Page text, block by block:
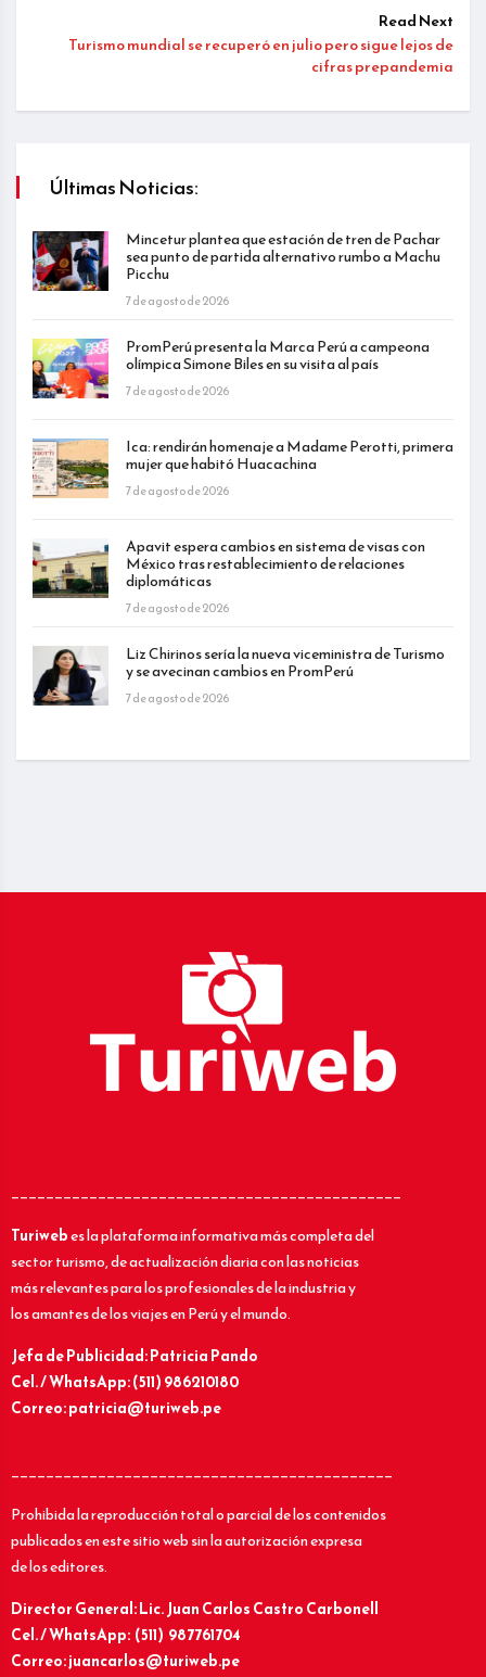
Read Next
Turismo mundial se recuperó en julio pero sigue lejos de
cifras prepandemia
Últimas Noticias:
Mincetur plantea que estación de tren de Pachar
sea punto de partida alternativo rumbo a Machu
Picchu
7 de agosto de 2026
PromPerú presenta la Marca Perú a campeona
olímpica Simone Biles en su visita al país
7 de agosto de 2026
Ica: rendirán homenaje a Madame Perotti, primera
mujer que habitó Huacachina
7 de agosto de 2026
Apavit espera cambios en sistema de visas con
México tras restablecimiento de relaciones
diplomáticas
7 de agosto de 2026
Liz Chirinos sería la nueva viceministra de Turismo
y se avecinan cambios en PromPerú
7 de agosto de 2026
_____________________________________________
Turiwebes la plataforma informativa más completa del
sector turismo, de actualización diaria con las noticias
más relevantes para los profesionales de la industria y
los amantes de los viajes en Perú y el mundo.
Jefa de Publicidad: Patricia Pando
Cel. / WhatsApp: (511) 986210180
Correo: patricia@turiweb.pe
____________________________________________
Prohibida la reproducción total o parcial de los contenidos
publicados en este sitio web sin la autorización expresa
de los editores.
Director General: Lic.Juan Carlos Castro Carbonell
Cel. / WhatsApp: (511) 987761704
Correo: juancarlos@turiweb.pe